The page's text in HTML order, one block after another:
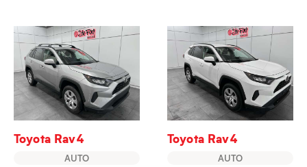
Toyota Rav4
AUTO
Toyota Rav4
AUTO